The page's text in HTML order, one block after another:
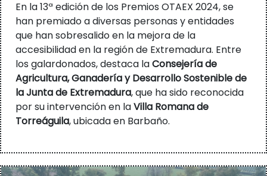
En la 13ª edición de los Premios OTAEX 2024, se
han premiado a diversas personas y entidades
que han sobresalido en la mejora de la
accesibilidad en la región de Extremadura. Entre
los galardonados, destaca laConsejería de
Agricultura, Ganadería y Desarrollo Sostenible de
la Junta de Extremadura, que ha sido reconocida
por su intervención en laVilla Romana de
Torreáguila, ubicada en Barbaño.